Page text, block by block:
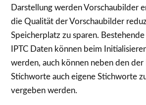
Darstellung werden Vorschaubilder
die Qualität der Vorschaubilder
Speicherplatz zu sparen.
IPTC Daten können beim
werden, auch können neben den
Stichworte auch eigene Stichworte
vergeben werden.